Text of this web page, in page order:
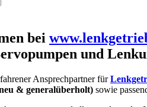
bei
und
Ansprechpartner für
& generalüberholt) sowie